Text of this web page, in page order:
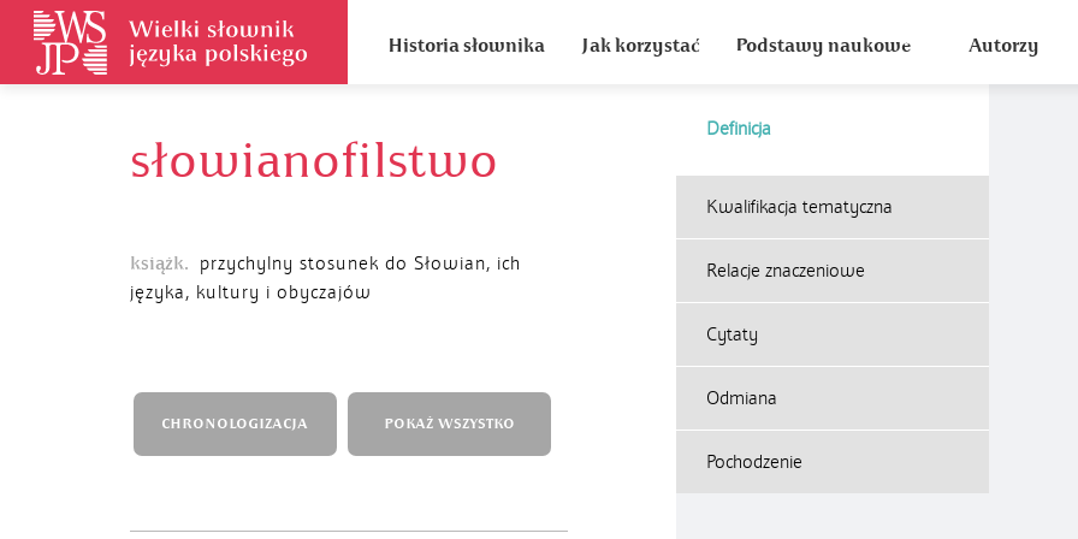
Historia słownika Jak korzystać Podstawy naukowe Autorzy
słowianofilstwo
Definicja
książk.
przychylny stosunek do Słowian, ich
języka, kultury i obyczajów
Kwalifikacja tematyczna
Relacje znaczeniowe
Cytaty
Odmiana
Pochodzenie
CHRONOLOGIZACJA POKAŻ WSZYSTKO